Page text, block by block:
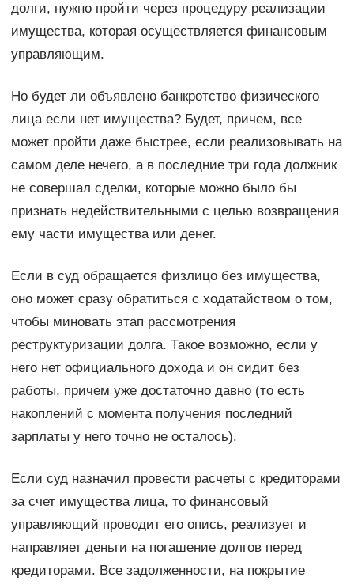
долги, нужно пройти через процедуру реализации
имущества, которая осуществляется финансовым
управляющим.
Но будет ли объявлено банкротство физического
лица если нет имущества? Будет, причем, все
может пройти даже быстрее, если реализовывать на
самом деле нечего, а в последние три года должник
не совершал сделки, которые можно было бы
признать недействительными с целью возвращения
ему части имущества или денег.
Если в суд обращается физлицо без имущества,
оно может сразу обратиться с ходатайством о том,
чтобы миновать этап рассмотрения
реструктуризации долга. Такое возможно, если у
него нет официального дохода и он сидит без
работы, причем уже достаточно давно (то есть
накоплений с момента получения последний
зарплаты у него точно не осталось).
Если суд назначил провести расчеты с кредиторами
за счет имущества лица, то финансовый
управляющий проводит его опись, реализует и
направляет деньги на погашение долгов перед
кредиторами. Все задолженности, на покрытие